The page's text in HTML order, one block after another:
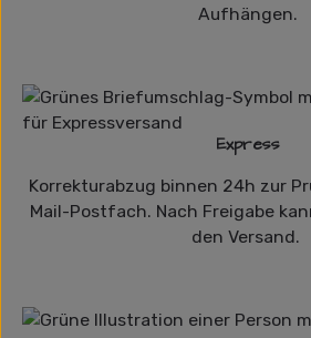
Aufhängen.
Express
Korrekturabzug binnen 24h zur
Mail-Postfach. Nach Freigabe
den Versand.